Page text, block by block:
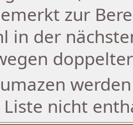
zur
in der
nicht